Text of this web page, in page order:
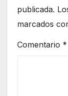
publicada.
marcados
Comentario *